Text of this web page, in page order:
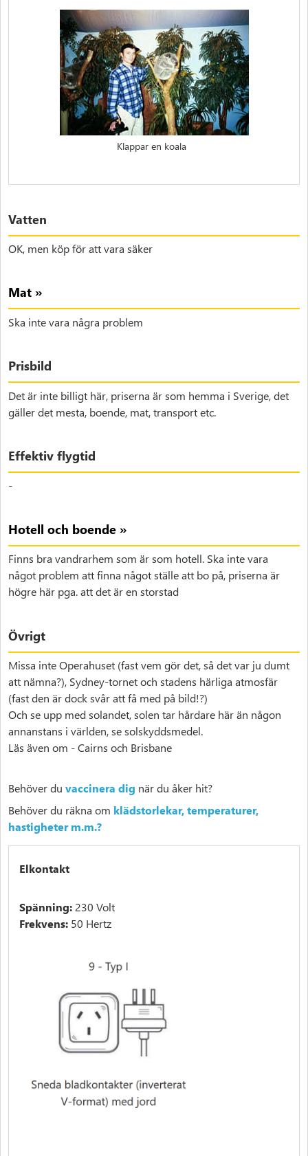
Klappar en koala
Vatten
OK, men köp för att vara säker
Mat »
Ska inte vara några problem
Prisbild
Det är inte billigt här, priserna är som hemma i Sverige, det
gäller det mesta, boende, mat, transport etc.
Effektiv flygtid
-
Hotell och boende »
Finns bra vandrarhem som är som hotell. Ska inte vara
något problem att finna något ställe att bo på, priserna är
högre här pga. att det är en storstad
Övrigt
Missa inte Operahuset (fast vem gör det, så det var ju dumt
att nämna?), Sydney-tornet och stadens härliga atmosfär
(fast den är dock svår att få med på bild!?)
Och se upp med solandet, solen tar hårdare här än någon
annanstans i världen, se solskyddsmedel.
Läs även om - Cairns och Brisbane
Behöver duvaccinera dig när du åker hit?
Behöver du räkna om klädstorlekar, temperaturer,
hastigheter m.m.?
Elkontakt
Spänning: 230 Volt
Frekvens: 50 Hertz